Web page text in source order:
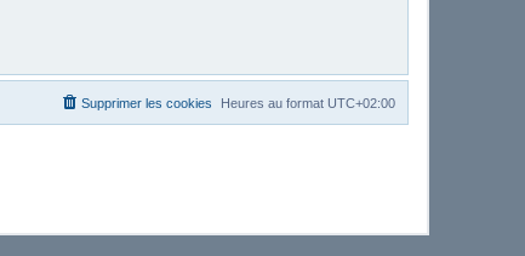
Heures au format UTC+02:00
Supprimer les cookies